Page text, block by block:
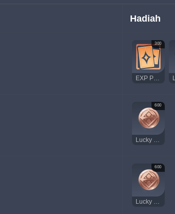
Hadiah
300
EXP Pemain
600
Lucky Coin
600
Lucky Coin